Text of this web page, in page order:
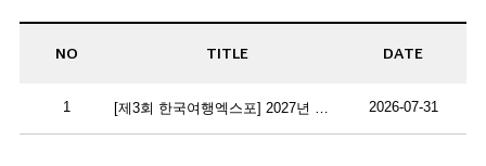
NO TITLE DATE
1 2026-07-31